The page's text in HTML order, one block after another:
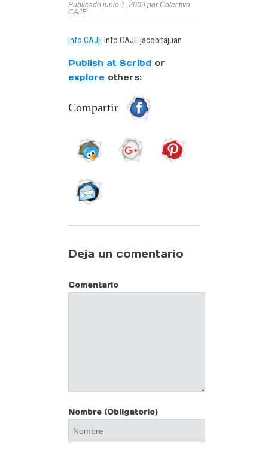
Publicado junio 1, 2009 por Colectivo
CAJE
Info CAJE Info CAJE jacobitajuan
Publish at Scribd or
explore others:
Compartir
Deja un comentario
Comentario
Nombre (Obligatorio)